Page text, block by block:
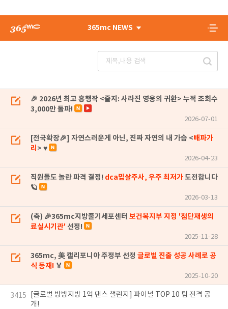
365mc NEWS
🎉 2026년 최고 흥행작 <줄지: 사라진 영웅의 귀환> 누적 조회수
3,000만 돌파!
2026-07-01
[전국확장🎉] 자연스러운게 아닌, 진짜 자연의 내 가슴 <배파가
리 > ♥
2026-04-23
직원들도 놀란 파격 결정! dca밉살주사, 우주 최저가도전합니다
🪐
2026-03-13
(축) 🎉365mc지방줄기세포센터 보건복지부 지정 '첨단재생의
료실시기관' 선정!
2025-11-28
365mc, 美 캘리포니아 주정부 선정 글로벌 진출 성공 사례로 공
식 등재! 🏅
2025-10-20
3415
[글로벌 방방지방 1억 댄스 챌린지] 파이널 TOP 10 팀 전격 공
개!